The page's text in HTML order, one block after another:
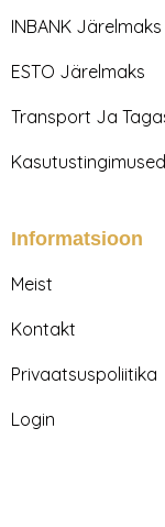
r
m
o
INBANK Järelmaks
ESTO Järelmaks
Transport Ja
Kasutustingimused
Informatsioon
Meist
Kontakt
Privaatsuspoliitika
Login